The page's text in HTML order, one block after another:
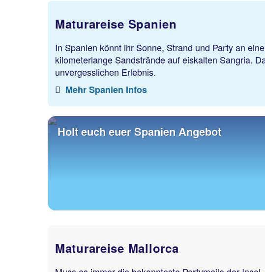
Maturareise Spanien
In Spanien könnt ihr Sonne, Strand und Party an
kilometerlange Sandstrände auf eiskalten Sangria.
unvergesslichen Erlebnis.
Mehr Spanien Infos
Holt euch euer Spanien Angebot
Maturareise Mallorca